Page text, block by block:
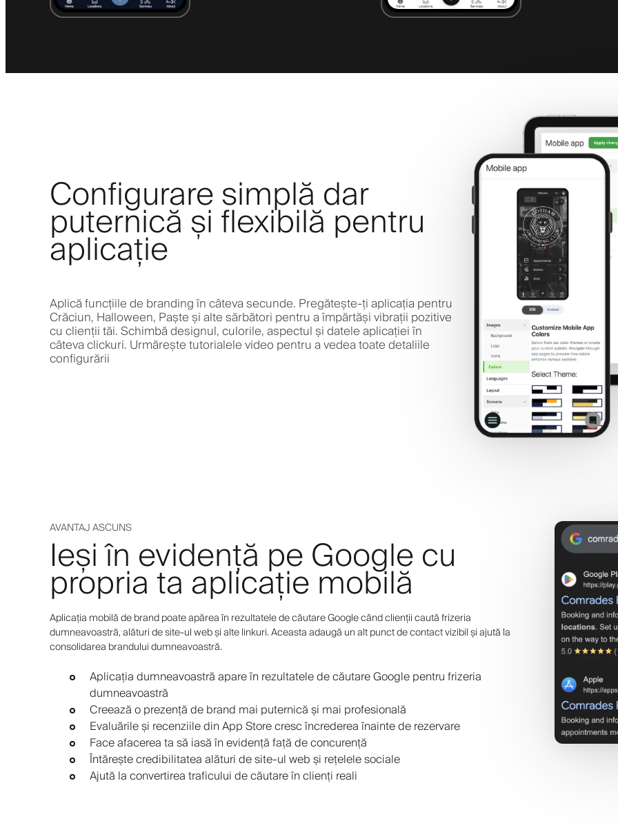
Configurare simplă dar
puternică și flexibilă pentru
aplicație
Aplică funcțiile de branding în câteva secunde. Pregătește-ți aplicația pentru
Crăciun, Halloween, Paște și alte sărbători pentru a împărtăși vibrații pozitive
cu clienții tăi. Schimbă designul, culorile, aspectul și datele aplicației în
câteva clickuri. Urmărește tutorialele video pentru a vedea toate detaliile
configurării
AVANTAJ ASCUNS
Ieși în evidență pe Google cu
propria ta aplicație mobilă
Aplicația mobilă de brand poate apărea în rezultatele de căutare Google când clienții caută frizeria
dumneavoastră, alături de site-ul web și alte linkuri. Aceasta adaugă un alt punct de contact vizibil și ajută la
consolidarea brandului dumneavoastră.
Aplicația dumneavoastră apare în rezultatele de căutare Google pentru frizeria
dumneavoastră
Creează o prezență de brand mai puternică și mai profesională
Evaluările și recenziile din App Store cresc încrederea înainte de rezervare
Face afacerea ta să iasă în evidență față de concurență
Întărește credibilitatea alături de site-ul web și rețelele sociale
Ajută la convertirea traficului de căutare în clienți reali